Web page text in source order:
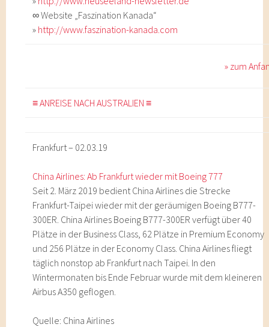
∞ Website „Faszination Kanada“
» http://www.faszination-kanada.com
» zum
≡ ANREISE NACH AUSTRALIEN ≡
Frankfurt – 02.03.19
China Airlines: Ab Frankfurt wieder mit Boeing 777
Seit 2. März 2019 bedient China Airlines die Strecke
Frankfurt-Taipei wieder mit der geräumigen Boeing B777-
300ER. China Airlines Boeing B777-300ER verfügt über 40
Plätze in der Business Class, 62 Plätze in Premium Economy
und 256 Plätze in der Economy Class. China Airlines fliegt
täglich nonstop ab Frankfurt nach Taipei. In den
Wintermonaten bis Ende Februar wurde mit dem kleineren
Airbus A350 geflogen.
Quelle: China Airlines